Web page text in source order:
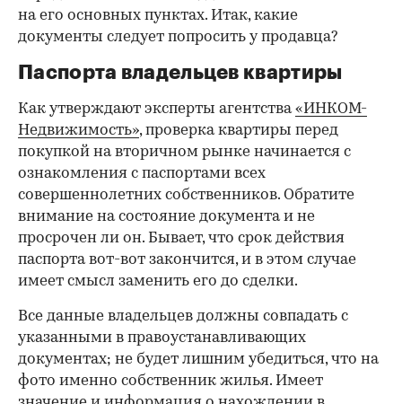
на его основных пунктах. Итак, какие
документы следует попросить у продавца?
Паспорта владельцев квартиры
Как утверждают эксперты агентства«ИНКОМ-
Недвижимость», проверка квартиры перед
покупкой на вторичном рынке начинается с
ознакомления с паспортами всех
совершеннолетних собственников. Обратите
внимание на состояние документа и не
просрочен ли он. Бывает, что срок действия
паспорта вот-вот закончится, и в этом случае
имеет смысл заменить его до сделки.
Все данные владельцев должны совпадать с
указанными в правоустанавливающих
документах; не будет лишним убедиться, что на
фото именно собственник жилья. Имеет